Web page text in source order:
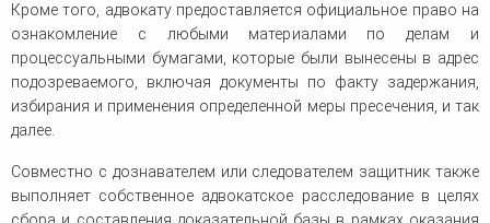
Кроме того, адвокату предоставляется официальное право на
ознакомление с любыми материалами по делам и
процессуальными бумагами, которые были вынесены в адрес
подозреваемого, включая документы по факту задержания,
избирания и применения определенной меры пресечения, и так
далее.
Совместно с дознавателем или следователем защитник также
выполняет собственное адвокатское расследование в целях